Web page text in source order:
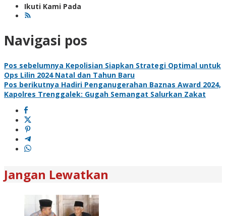
Ikuti Kami Pada
Navigasi pos
Pos sebelumnya Kepolisian Siapkan Strategi Optimal untuk
Ops Lilin 2024 Natal dan Tahun Baru
Pos berikutnya Hadiri Penganugerahan Baznas Award 2024,
Kapolres Trenggalek: Gugah Semangat Salurkan Zakat
Jangan Lewatkan